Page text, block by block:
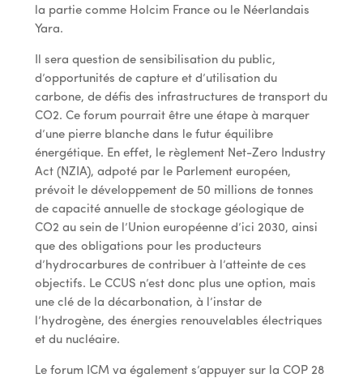
la partie comme Holcim France ou le Néerlandais
Yara.
Il sera question de sensibilisation du public,
d’opportunités de capture et d’utilisation du
carbone, de défis des infrastructures de transport du
CO2. Ce forum pourrait être une étape à marquer
d’une pierre blanche dans le futur équilibre
énergétique. En effet, le règlement Net-Zero Industry
Act (NZIA), adpoté par le Parlement européen,
prévoit le développement de 50 millions de tonnes
de capacité annuelle de stockage géologique de
CO2 au sein de l’Union européenne d’ici 2030, ainsi
que des obligations pour les producteurs
d’hydrocarbures de contribuer à l’atteinte de ces
objectifs. Le CCUS n’est donc plus une option, mais
une clé de la décarbonation, à l’instar de
l’hydrogène, des énergies renouvelables électriques
et du nucléaire.
Le forum ICM va également s’appuyer sur la COP 28